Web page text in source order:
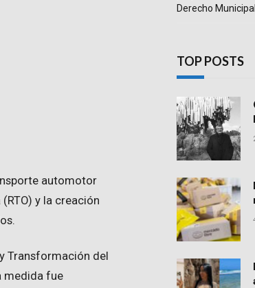
automotor
y la creación
Transformación del
medida fue
Derecho
TOP POSTS